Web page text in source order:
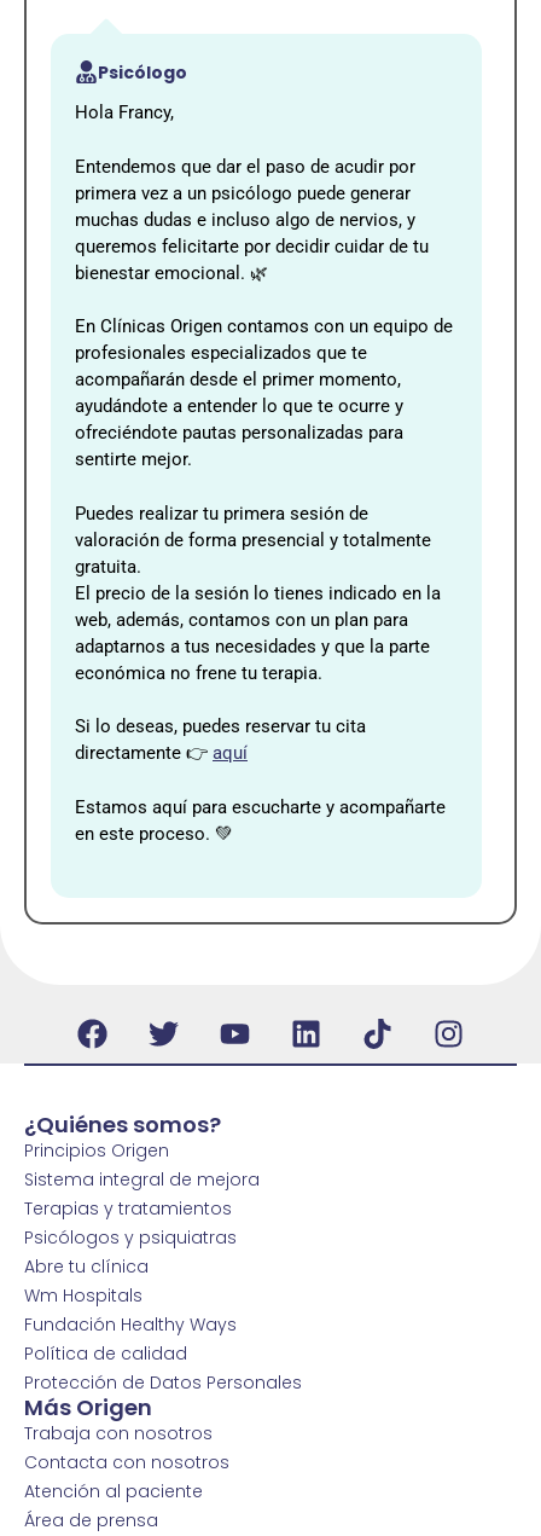
Psicólogo
Hola Francy,
Entendemos que dar el paso de acudir por
primera vez a un psicólogo puede generar
muchas dudas e incluso algo de nervios, y
queremos felicitarte por decidir cuidar de tu
bienestar emocional. 🌿
En Clínicas Origen contamos con un equipo de
profesionales especializados que te
acompañarán desde el primer momento,
ayudándote a entender lo que te ocurre y
ofreciéndote pautas personalizadas para
sentirte mejor.
Puedes realizar tu primera sesión de
valoración de forma presencial y totalmente
gratuita.
El precio de la sesión lo tienes indicado en la
web, además, contamos con un plan para
adaptarnos a tus necesidades y que la parte
económica no frene tu terapia.
Si lo deseas, puedes reservar tu cita
directamente 👉 aquí
Estamos aquí para escucharte y acompañarte
en este proceso. 💚
¿Quiénes somos?
Principios Origen
Sistema integral de mejora
Terapias y tratamientos
Psicólogos y psiquiatras
Abre tu clínica
Wm Hospitals
Fundación Healthy Ways
Política de calidad
Protección de Datos Personales
Más Origen
Trabaja con nosotros
Contacta con nosotros
Atención al paciente
Área de prensa